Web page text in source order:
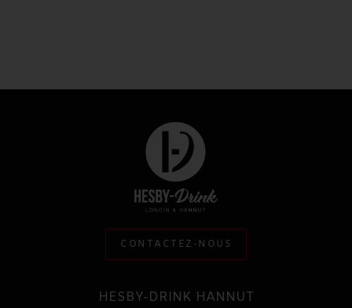
CONTACTEZ-NOUS
HESBY-DRINK HANNUT